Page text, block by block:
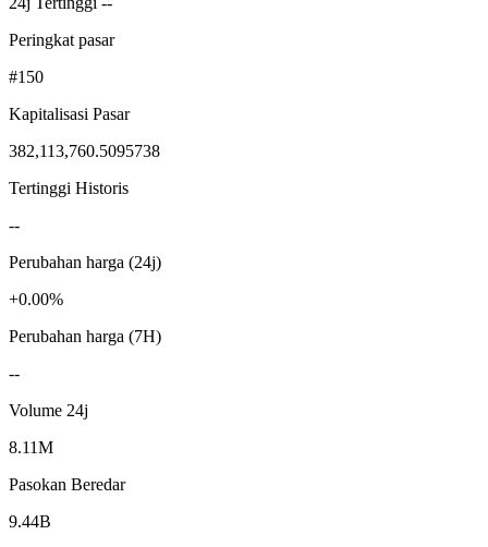
Peringkat pasar
#150
Kapitalisasi Pasar
382,113,760.5095738
Tertinggi Historis
--
Perubahan harga (24j)
+0.00%
Perubahan harga (7H)
--
Volume 24j
8.11M
Pasokan Beredar
9.44B